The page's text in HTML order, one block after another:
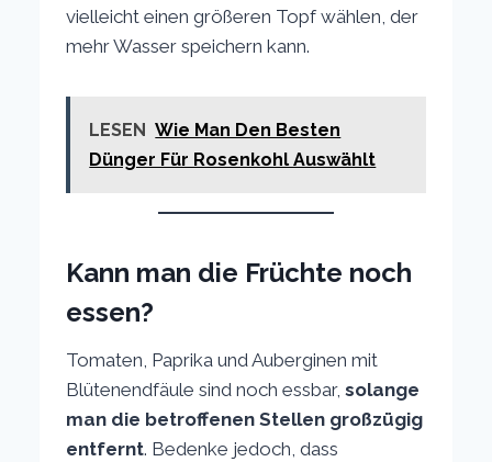
vielleicht einen größeren Topf wählen, der
mehr Wasser speichern kann.
LESEN Wie Man Den Besten
Dünger Für Rosenkohl Auswählt
Kann man die Früchte noch
essen?
Tomaten, Paprika und Auberginen mit
Blütenendfäule sind noch essbar,solange
man die betroffenen Stellen großzügig
entfernt. Bedenke jedoch, dass